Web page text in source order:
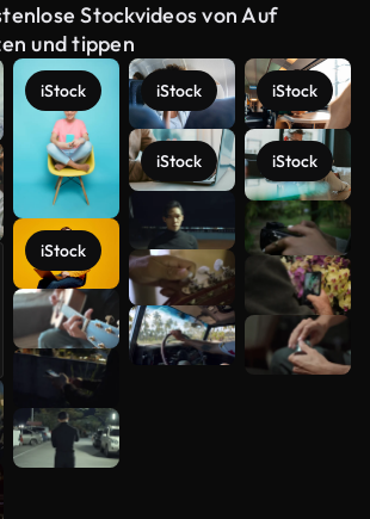
Stockvideos von Auf
und tippen
iStock
iStock
iStock
iStock
iStock
iStock
Mehr
anzeigen